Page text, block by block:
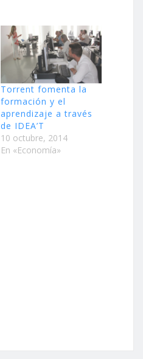
Torrent fomenta la
formación y el
aprendizaje a través
de IDEA’T
10 octubre, 2014
En «Economía»